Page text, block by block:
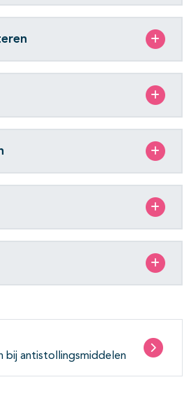
bij antistollingsmiddelen